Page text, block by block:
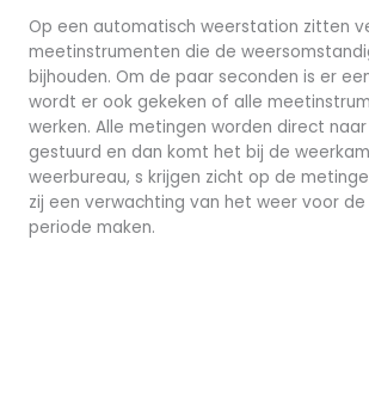
Op een automatisch weerstation zitten
meetinstrumenten die de
bijhouden. Om de paar seconden is er
wordt er ook gekeken of alle
werken. Alle metingen worden direct naar
gestuurd en dan komt het bij de
weerbureau, s krijgen zicht op de
zij een verwachting van het weer voor
periode maken.